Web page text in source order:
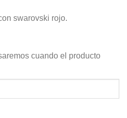
swarovski rojo.
cuando el producto